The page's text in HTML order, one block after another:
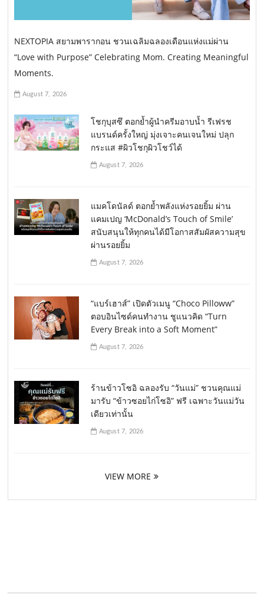
NEXTOPIA สยามพารากอน ชวนเฉลิมฉลองเดือนแห่งแม่ผ่าน
“Love with Purpose” Celebrating Mom. Creating Meaningful
Moments.
August 7, 2026
โชกุบุสซึ ตอกย้ำผู้นำครีมอาบน้ำ รีเฟรช
แบรนด์ครั้งใหญ่ มุ่งเจาะคนเจนใหม่ ปลุก
กระแส #ผิวโชกุผิวโชว์ได้
August 7, 2026
แมคโดนัลด์ ตอกย้ำพลังแห่งรอยยิ้ม ผ่าน
แคมเปญ ‘McDonald’s Touch of Smile’
สนับสนุนให้ทุกคนได้มีโอกาสสัมผัสความสุข
ผ่านรอยยิ้ม
August 7, 2026
“แบร์เฮาส์” เปิดตัวเมนู “Choco Pilloww”
ตอบอินไซด์คนทำงาน ชูแนวคิด “Turn
Every Break into a Soft Moment”
August 7, 2026
ร้านข้าวโซอิ ฉลองรับ “วันแม่” ชวนคุณแม่
มารับ “ข้าวซอยไก่โซอิ” ฟรี เฉพาะวันแม่วัน
เดียวเท่านั้น
August 7, 2026
VIEW MORE